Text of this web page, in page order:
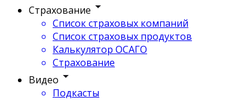
Страхование
Список страховых компаний
Список страховых продуктов
Калькулятор ОСАГО
Страхование
Видео
Подкасты